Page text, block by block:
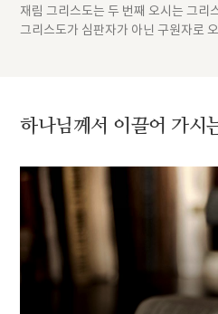
재림 그리스도는 두 번째 오시는 그리
그리스도가 심판자가 아닌 구원자로
하나님께서 이끌어 가시